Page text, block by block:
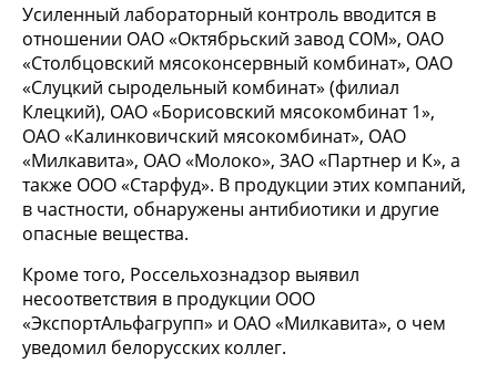
Усиленный лабораторный контроль вводится в
отношении ОАО «Октябрьский завод СОМ», ОАО
«Столбцовский мясоконсервный комбинат», ОАО
«Слуцкий сыродельный комбинат» (филиал
Клецкий), ОАО «Борисовский мясокомбинат 1»,
ОАО «Калинковичский мясокомбинат», ОАО
«Милкавита», ОАО «Молоко», ЗАО «Партнер и К», а
также ООО «Старфуд». В продукции этих компаний,
в частности, обнаружены антибиотики и другие
опасные вещества.
Кроме того, Россельхознадзор выявил
несоответствия в продукции ООО
«ЭкспортАльфагрупп» и ОАО «Милкавита», о чем
уведомил белорусских коллег.